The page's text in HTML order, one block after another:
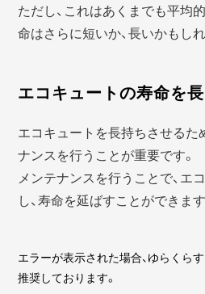
ただし、これはあくまでも平均
命はさらに短いか、長いかもしれ
エコキュートの寿命を
エコキュートを長持ちさせるた
ナンスを行うことが重要です。
メンテナンスを行うことで、エ
し、寿命を延ばすことができます
エラーが表示された場合、ゆらくら
推奨しております。